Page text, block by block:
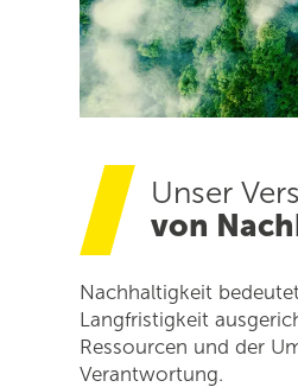
Unser
von
Nachhaltigkeit
Langfristigkeit
Ressourcen und der
Verantwortung.